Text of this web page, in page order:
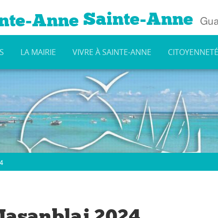
Sainte-Anne
LA MAIRIE VIVRE À SAINTE-ANNE CITOYENNETÉ